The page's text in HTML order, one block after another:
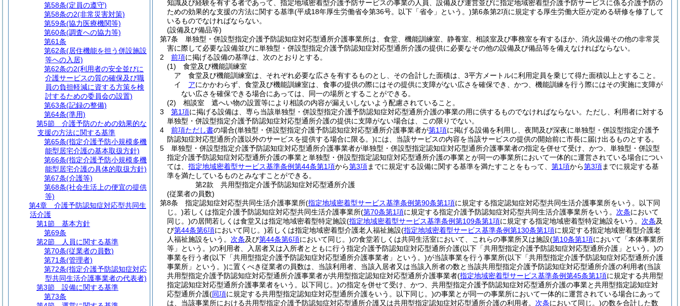
知識及び経験を有する者であって、指定地域密着型介護予防サービスの事業の人員、設備及び運営並びに指定地域密着型介護予防サービスに係る介護予防の
ための効果的な支援の方法に関する基準(平成18年厚生労働省令第36号。以下「省令」という。)第6条第2項に規定する厚生労働大臣が定める研修を修了して
いるものでなければならない。
(設備及び備品等)
第7条
単独型・併設型指定介護予防認知症対応型通所介護事業所は、食堂、機能訓練室、静養室、相談室及び事務室を有するほか、消火設備その他の非常災
害に際して必要な設備並びに単独型・併設型指定介護予防認知症対応型通所介護の提供に必要なその他の設備及び備品等を備えなければならない。
2
前項に掲げる設備の基準は、次のとおりとする。
(1)
食堂及び機能訓練室
ア
食堂及び機能訓練室は、それぞれ必要な広さを有するものとし、その合計した面積は、3平方メートルに利用定員を乗じて得た面積以上とすること。
イ
アにかかわらず、食堂及び機能訓練室は、食事の提供の際にはその提供に支障がない広さを確保でき、かつ、機能訓練を行う際にはその実施に支障が
ない広さを確保できる場合にあっては、同一の場所とすることができる。
(2)
相談室 遮へい物の設置等により相談の内容が漏えいしないよう配慮されていること。
3
第1項に掲げる設備は、専ら当該単独型・併設型指定介護予防認知症対応型通所介護の事業の用に供するものでなければならない。 ただし、利用者に対する
単独型・併設型指定介護予防認知症対応型通所介護の提供に支障がない場合は、この限りでない。
4
前項ただし書の場合(単独型・併設型指定介護予防認知症対応型通所介護事業者が第1項に掲げる設備を利用し、夜間及び深夜に単独型・併設型指定介護予
防認知症対応型通所介護以外のサービスを提供する場合に限る。)には、当該サービスの内容を当該サービスの提供の開始前に市長に届け出るものとする。
5
単独型・併設型指定介護予防認知症対応型通所介護事業者が単独型・併設型指定認知症対応型通所介護事業者の指定を併せて受け、かつ、単独型・併設型
指定介護予防認知症対応型通所介護の事業と単独型・併設型指定認知症対応型通所介護の事業とが同一の事業所において一体的に運営されている場合につい
ては、 指定地域密着型サービス基準条例第44条第1項から第3項までに規定する設備に関する基準を満たすことをもって、 第1項から第3項までに規定する基
準を満たしているものとみなすことができる。
第2款
共用型指定介護予防認知症対応型通所介護
(従業者の員数)
第8条
指定認知症対応型共同生活介護事業所(指定地域密着型サービス基準条例第90条第1項に規定する指定認知症対応型共同生活介護事業所をいう。以下同
じ。)若しくは指定介護予防認知症対応型共同生活介護事業所(第70条第1項に規定する指定介護予防認知症対応型共同生活介護事業所をいう。 次条において
同じ。)の居間若しくは食堂又は指定地域密着型特定施設(指定地域密着型サービス基準条例第109条第1項に規定する指定地域密着型特定施設をいう。 次条及
び第44条第6項において同じ。)若しくは指定地域密着型介護老人福祉施設(指定地域密着型サービス基準条例第130条第1項に規定する指定地域密着型介護老
人福祉施設をいう。 次条及び第44条第6項において同じ。)の食堂若しくは共同生活室において、これらの事業所又は施設(第10条第1項において「本体事業所
等」という。)の利用者、入居者又は入所者とともに行う指定介護予防認知症対応型通所介護(以下「共用型指定介護予防認知症対応型通所介護」という。)の
事業を行う者(以下「共用型指定介護予防認知症対応型通所介護事業者」という。)が当該事業を行う事業所(以下「共用型指定介護予防認知症対応型通所介護
事業所」という。)に置くべき従業者の員数は、当該利用者、当該入居者又は当該入所者の数と当該共用型指定介護予防認知症対応型通所介護の利用者(当該
共用型指定介護予防認知症対応型通所介護事業者が共用型指定認知症対応型通所介護事業者(指定地域密着型サービス基準条例第45条第1項に規定する共用型
指定認知症対応型通所介護事業者をいう。以下同じ。)の指定を併せて受け、かつ、共用型指定介護予防認知症対応型通所介護の事業と共用型指定認知症対
応型通所介護(同項に規定する共用型指定認知症対応型通所介護をいう。以下同じ。)の事業とが同一の事業所において一体的に運営されている場合にあって
は、当該事業所における共用型指定介護予防認知症対応型通所介護又は共用型指定認知症対応型通所介護の利用者。 次条において同じ。)の数を合計した数
第58条(定員の遵守)
第58条の2(非常災害対策)
第59条(協力医療機関等)
第60条(調査への協力等)
第61条
第62条(居住機能を担う併設施設
等への入居)
第62条の2(利用者の安全並びに
介護サービスの質の確保及び職
員の負担軽減に資する方策を検
討するための委員会の設置)
第63条(記録の整備)
第64条(準用)
第5節
介護予防のための効果的な
支援の方法に関する基準
第65条(指定介護予防小規模多機
能型居宅介護の基本取扱方針)
第66条(指定介護予防小規模多機
能型居宅介護の具体的取扱方針)
第67条(介護等)
第68条(社会生活上の便宜の提供
等)
第4章
介護予防認知症対応型共同生
活介護
第1節
基本方針
第69条
第2節
人員に関する基準
第70条(従業者の員数)
第71条(管理者)
第72条(指定介護予防認知症対応
型共同生活介護事業者の代表者)
第3節
設備に関する基準
第73条